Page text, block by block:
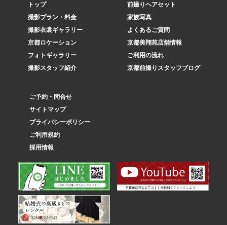
トップ
撮影プラン・料金
撮影衣裳ギャラリー
京都ロケーション
フォトギャラリー
撮影スタッフ紹介
前撮りヘアセット
家族写真
よくあるご質問
京都美翔苑店舗情報
ご利用の流れ
京都前撮りスタッフブログ
ご予約・問合せ
サイトマップ
プライバシーポリシー
ご利用規約
採用情報